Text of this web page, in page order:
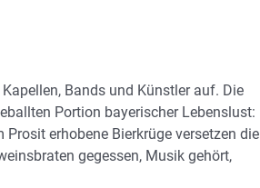
Bands und Künstler auf. Die
Portion bayerischer Lebenslust:
erhobene Bierkrüge versetzen die
gegessen, Musik gehört,